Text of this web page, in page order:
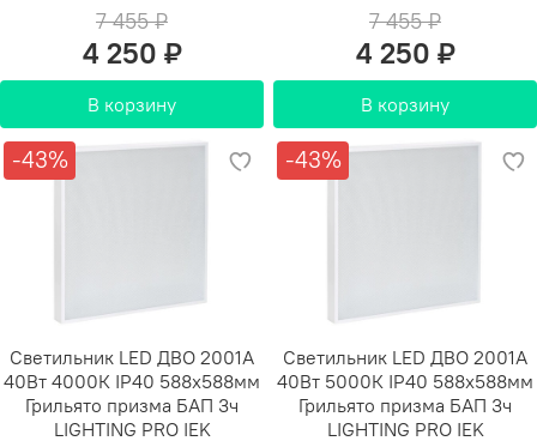
7 455 ₽
4 250 ₽
В корзину
7 455 ₽
4 250 ₽
В корзину
-43%
Светильник LED ДВО 2001A
40Вт 4000К IP40 588х588мм
Грильято призма БАП 3ч
LIGHTING PRO IEK
-43%
Светильник LED ДВО 2001A
40Вт 5000К IP40 588х588мм
Грильято призма БАП 3ч
LIGHTING PRO IEK